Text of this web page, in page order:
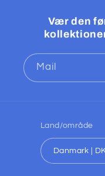
Vær den
Mail
Land/område